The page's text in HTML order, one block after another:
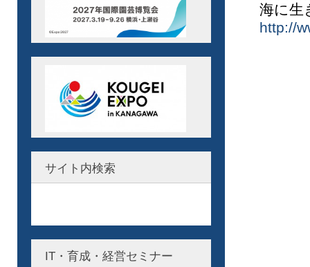
海に生
http://
サイト内検索
IT・育成・経営セミナー